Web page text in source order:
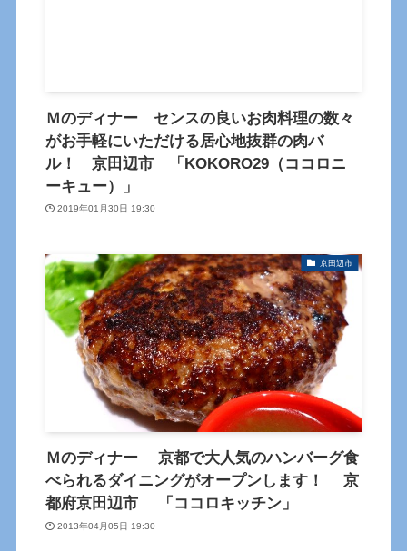
Ｍのディナー センスの良いお肉料理の数々
がお手軽にいただける居心地抜群の肉バ
ル！ 京田辺市 「KOKORO29（ココロニ
ーキュー）」
2019年01月30日 19:30
京田辺市
Ｍのディナー 京都で大人気のハンバーグ食
べられるダイニングがオープンします！ 京
都府京田辺市 「ココロキッチン」
2013年04月05日 19:30